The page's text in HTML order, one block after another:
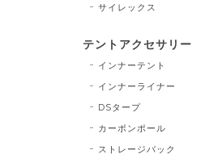
サイレックス
テントアクセサリー
インナーテント
インナーライナー
DSタープ
カーボンポール
ストレージバック